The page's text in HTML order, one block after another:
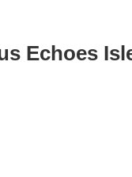
Echoes